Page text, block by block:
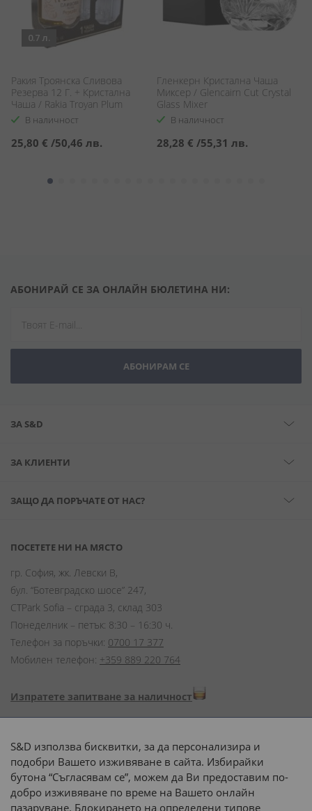
0.7 л.
Ракия Троянска Сливова
Резерва 12 Г. + Кристална
Чаша / Rakia Troyan Plum
Reserva 12 YO & Crystal Glass
В наличност
25,80 € /50,46 лв.
Гленкерн Кристална Чаша
Миксер / Glencairn Cut Crystal
Glass Mixer
В наличност
28,28 € /55,31 лв.
АБОНИРАЙ СЕ ЗА ОНЛАЙН БЮЛЕТИНА НИ:
АБОНИРАМ СЕ
ЗА S&D
ЗА КЛИЕНТИ
ЗАЩО ДА ПОРЪЧАТЕ ОТ НАС?
ПОСЕТЕТЕ НИ НА МЯСТО
гр. София, жк. Левски В,
бул. “Ботевградско шосе” 247,
CTPark Sofia – сграда 3, склад 303
Понеделник – петък: 8:30 – 16:30 ч.
Телефон за поръчки: 0700 17 377
Мобилен телефон: +359 889 220 764
Изпратете запитване за наличност
Начини на плащане:
S&D използва бисквитки, за да персонализира и
подобри Вашето изживяване в сайта. Избирайки
бутона “Съгласявам се”, можем да Ви предоставим по-
добро изживяване по време на Вашето онлайн
пазаруване. Блокирането на определени типове